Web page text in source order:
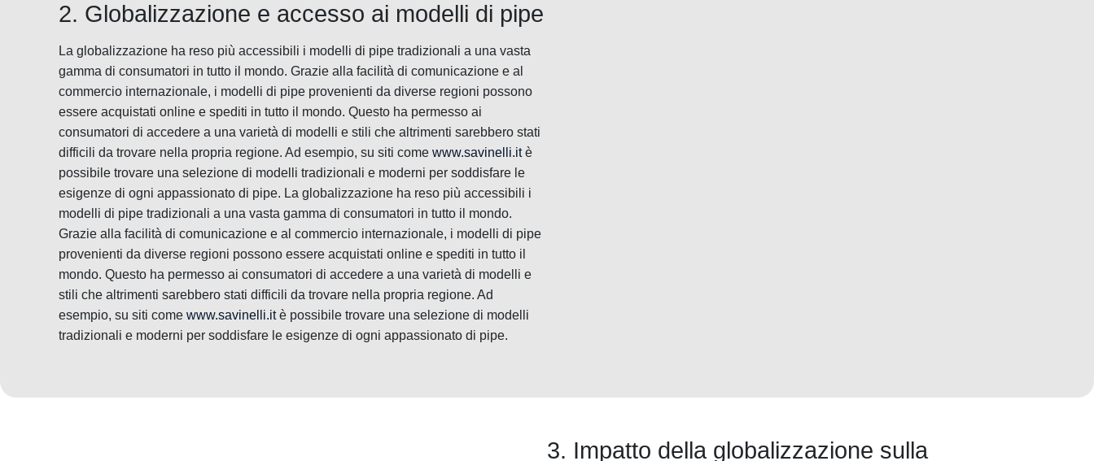
2. Globalizzazione e accesso ai modelli di pipe
La globalizzazione ha reso più accessibili i modelli di pipe tradizionali a una vasta
gamma di consumatori in tutto il mondo. Grazie alla facilità di comunicazione e al
commercio internazionale, i modelli di pipe provenienti da diverse regioni possono
essere acquistati online e spediti in tutto il mondo. Questo ha permesso ai
consumatori di accedere a una varietà di modelli e stili che altrimenti sarebbero stati
difficili da trovare nella propria regione. Ad esempio, su siti come www.savinelli.itè
possibile trovare una selezione di modelli tradizionali e moderni per soddisfare le
esigenze di ogni appassionato di pipe. La globalizzazione ha reso più accessibili i
modelli di pipe tradizionali a una vasta gamma di consumatori in tutto il mondo.
Grazie alla facilità di comunicazione e al commercio internazionale, i modelli di pipe
provenienti da diverse regioni possono essere acquistati online e spediti in tutto il
mondo. Questo ha permesso ai consumatori di accedere a una varietà di modelli e
stili che altrimenti sarebbero stati difficili da trovare nella propria regione. Ad
esempio, su siti come www.savinelli.itè possibile trovare una selezione di modelli
tradizionali e moderni per soddisfare le esigenze di ogni appassionato di pipe.
3. Impatto della globalizzazione sulla